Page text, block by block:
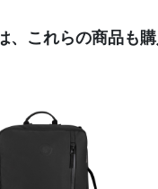
これらの商品も